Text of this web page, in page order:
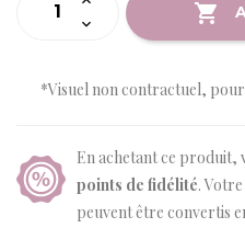
*Visuel non contractuel,
En achetant ce produit,
points de fidélité.
peuvent être convertis